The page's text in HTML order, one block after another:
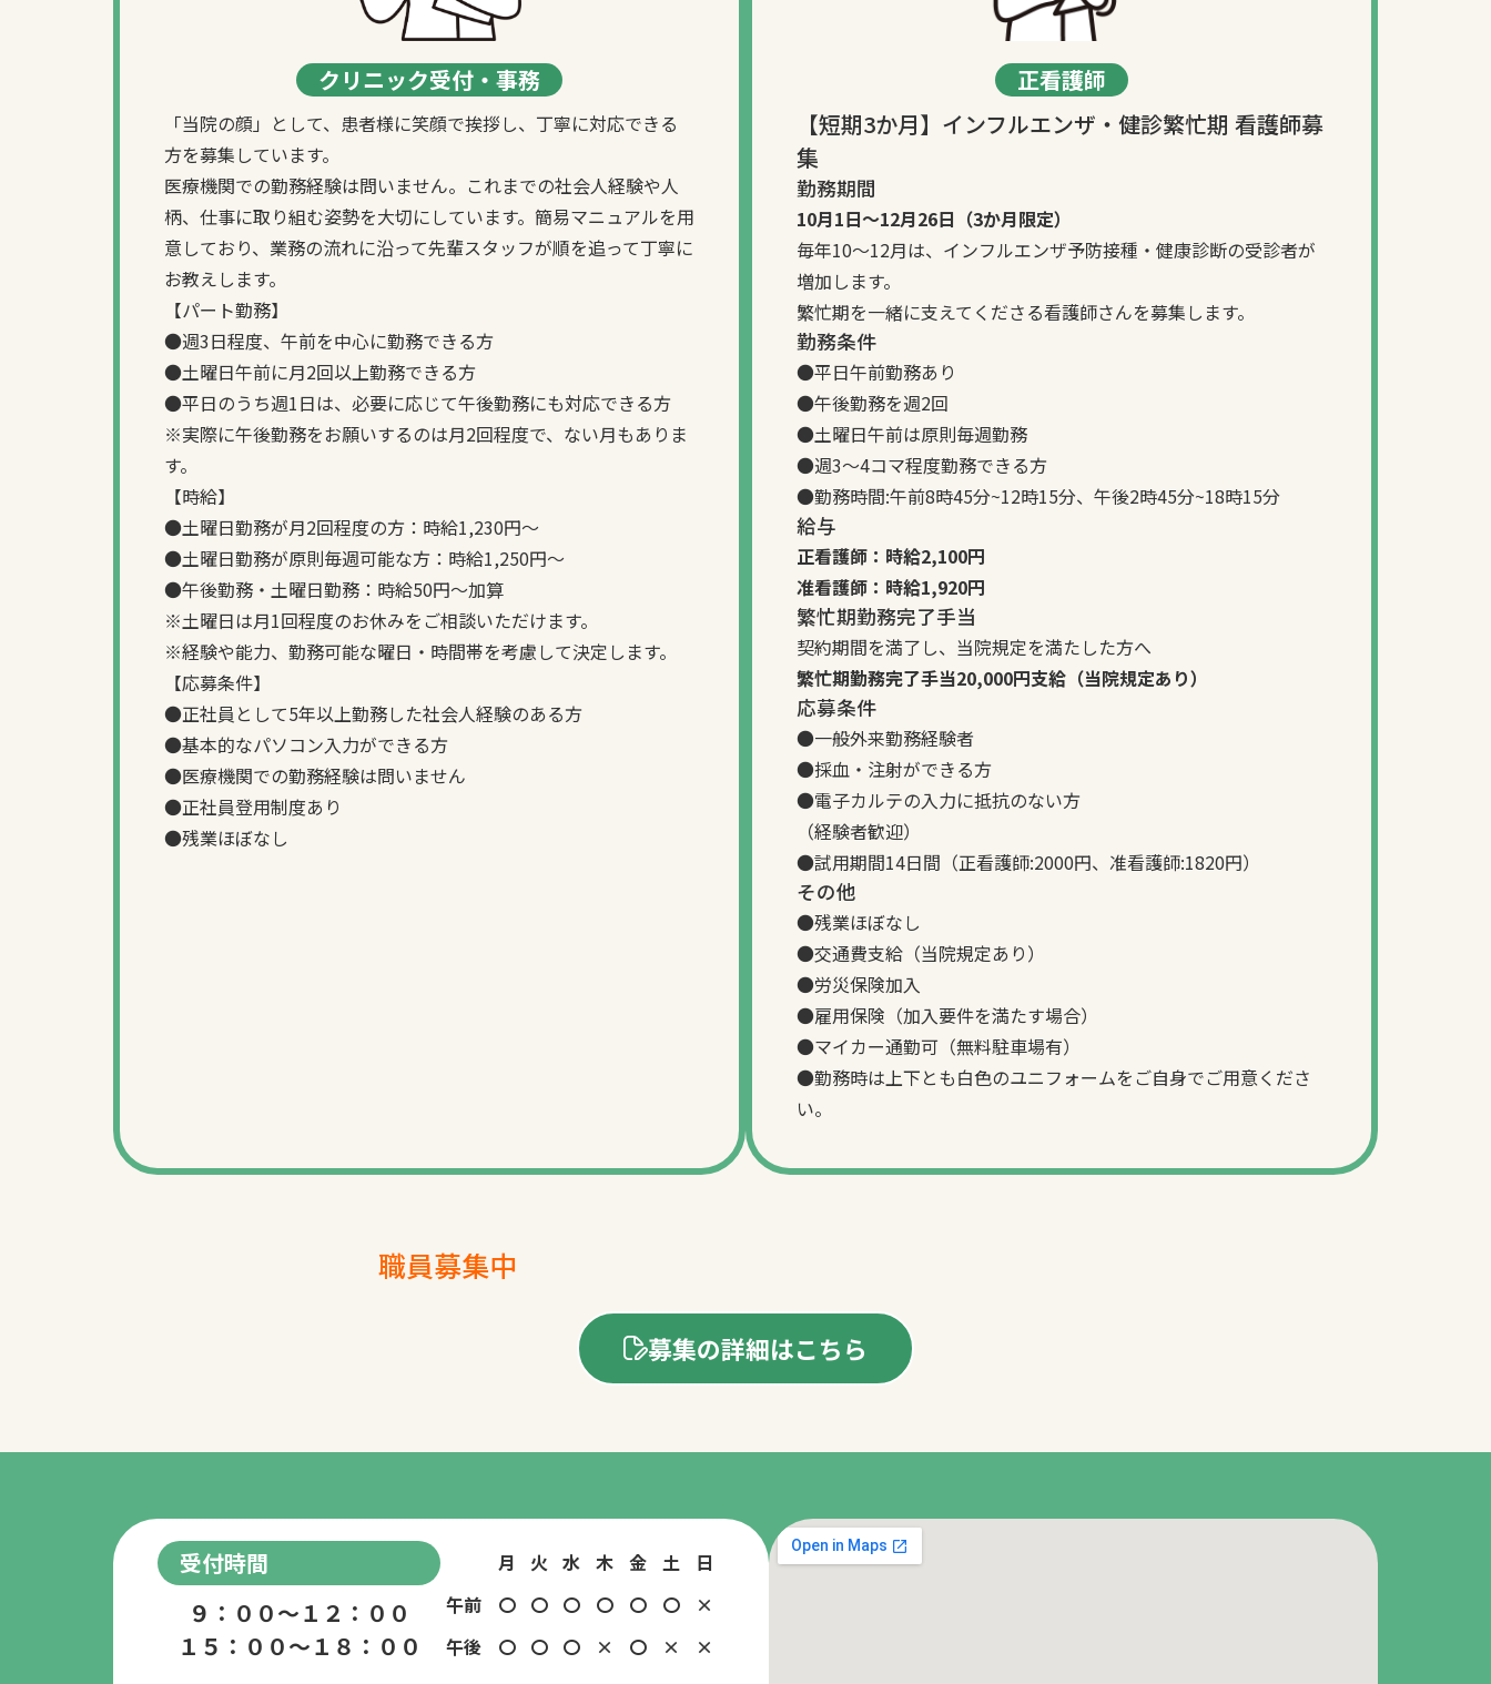
クリニック受付・事務
「当院の顔」として、患者様に笑顔で挨拶し、丁寧に対応できる
方を募集しています。
医療機関での勤務経験は問いません。これまでの社会人経験や人
柄、仕事に取り組む姿勢を大切にしています。簡易マニュアルを用
意しており、業務の流れに沿って先輩スタッフが順を追って丁寧に
お教えします。
【パート勤務】
●週3日程度、午前を中心に勤務できる方
●土曜日午前に月2回以上勤務できる方
●平日のうち週1日は、必要に応じて午後勤務にも対応できる方
※実際に午後勤務をお願いするのは月2回程度で、ない月もありま
す。
【時給】
●土曜日勤務が月2回程度の方：時給1,230円～
●土曜日勤務が原則毎週可能な方：時給1,250円～
●午後勤務・土曜日勤務：時給50円～加算
※土曜日は月1回程度のお休みをご相談いただけます。
※経験や能力、勤務可能な曜日・時間帯を考慮して決定します。
【応募条件】
●正社員として5年以上勤務した社会人経験のある方
●基本的なパソコン入力ができる方
●医療機関での勤務経験は問いません
●正社員登用制度あり
●残業ほぼなし
正看護師
【短期3か月】インフルエンザ・健診繁忙期 看護師募
集
勤務期間
10月1日～12月26日（3か月限定）
毎年10～12月は、インフルエンザ予防接種・健康診断の受診者が
増加します。
繁忙期を一緒に支えてくださる看護師さんを募集します。
勤務条件
●平日午前勤務あり
●午後勤務を週2回
●土曜日午前は原則毎週勤務
●週3～4コマ程度勤務できる方
●勤務時間:午前8時45分~12時15分、午後2時45分~18時15分
給与
正看護師：時給2,100円
准看護師：時給1,920円
繁忙期勤務完了手当
契約期間を満了し、当院規定を満たした方へ
繁忙期勤務完了手当20,000円支給（当院規定あり）
応募条件
●一般外来勤務経験者
●採血・注射ができる方
●電子カルテの入力に抵抗のない方
（経験者歓迎）
●試用期間14日間（正看護師:2000円、准看護師:1820円）
その他
●残業ほぼなし
●交通費支給（当院規定あり）
●労災保険加入
●雇用保険（加入要件を満たす場合）
●マイカー通勤可（無料駐車場有）
●勤務時は上下とも白色のユニフォームをご自身でご用意くださ
い。
職員募集中
募集の詳細はこちら
受付時間
９：００～１２：００
１５：００～１８：００
月 火 水 木 金 土
日
午前
〇 〇 〇 〇 〇 〇
×
午後
〇 〇 〇 × 〇 × ×